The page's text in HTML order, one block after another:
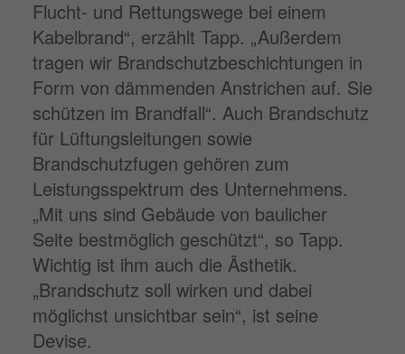
Flucht- und Rettungswege bei einem
Kabelbrand“, erzählt Tapp. „Außerdem
tragen wir Brandschutzbeschichtungen in
Form von dämmenden Anstrichen auf. Sie
schützen im Brandfall“. Auch Brandschutz
für Lüftungsleitungen sowie
Brandschutzfugen gehören zum
Leistungsspektrum des Unternehmens.
„Mit uns sind Gebäude von baulicher
Seite bestmöglich geschützt“, so Tapp.
Wichtig ist ihm auch die Ästhetik.
„Brandschutz soll wirken und dabei
möglichst unsichtbar sein“, ist seine
Devise.